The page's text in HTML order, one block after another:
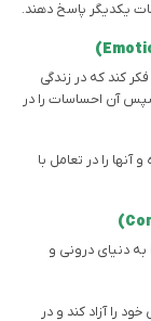
یکدیگر پاسخ دهند.
کند که در زندگی
آن احساسات را در
را در تعامل با
دنیای درونی و
را آزاد کند و در